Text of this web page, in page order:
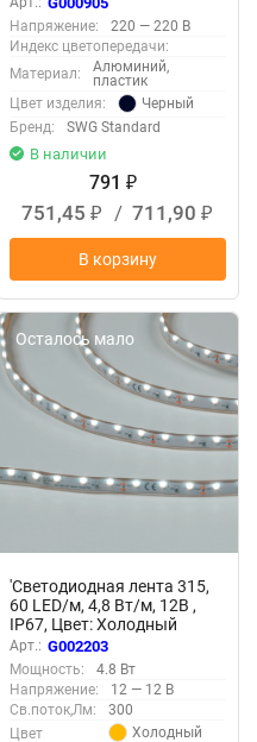
Напряжение:
220 — 220 В
Индекс цветопередачи:
Материал:
Алюминий,
пластик
Цвет изделия:
Черный
Бренд:
SWG Standard
В наличии
791 ₽
751,45 ₽ / 711,90 ₽
В корзину
Осталось мало
'Светодиодная лента 315,
60 LED/м, 4,8 Вт/м, 12В ,
IP67, Цвет: Холодный
белый, SWG31560-12-4.8-W-
67 002203
Арт.: G002203
Мощность:
4.8 Вт
Напряжение:
12 — 12 В
Св.поток,Лм:
300
Цвет
Холодный